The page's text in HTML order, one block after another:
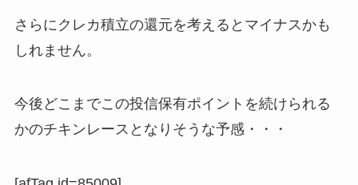
さらにクレカ積立の還元を考えるとマイナスかも
しれません。
今後どこまでこの投信保有ポイントを続けられる
かのチキンレースとなりそうな予感・・・